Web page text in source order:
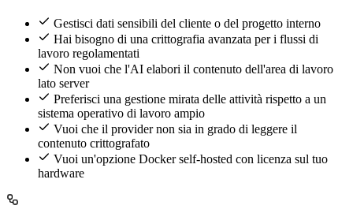
Gestisci dati sensibili del cliente o del progetto interno
Hai bisogno di una crittografia avanzata per i flussi di
lavoro regolamentati
Non vuoi che l'AI elabori il contenuto dell'area di lavoro
lato server
Preferisci una gestione mirata delle attività rispetto a un
sistema operativo di lavoro ampio
Vuoi che il provider non sia in grado di leggere il
contenuto crittografato
Vuoi un'opzione Docker self-hosted con licenza sul tuo
hardware